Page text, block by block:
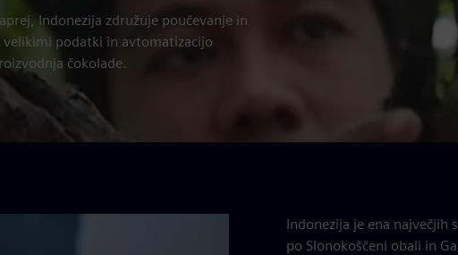
Indonezija združuje poučevanje in
podatki in avtomatizacijo
čokolade.
Indonezija je ena največjih
po Slonokoščeni obali in